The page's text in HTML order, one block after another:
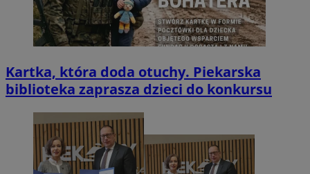
Kartka, która doda otuchy. Piekarska
biblioteka zaprasza dzieci do konkursu